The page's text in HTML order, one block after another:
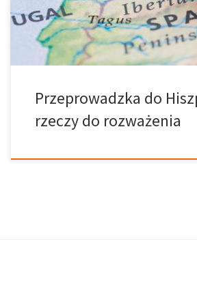
jednak chodzi o Hiszpanię, nie uważa się
miejsce. Miejsce […]
Przeprowadzka do
rzeczy do rozważenia